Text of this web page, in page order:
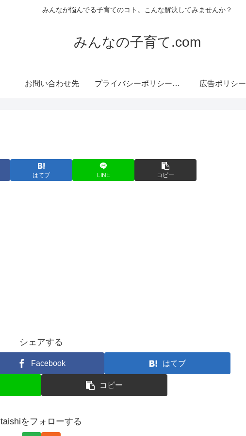
みんなが悩んでる子育てのコト。こんな解決してみませんか？
みんなの子育て.com
お問い合わせ先 プライバシーポリシー・免責事項 広告ポリシー
はてブ LINE コピー
シェアする
Facebook はてブ
コピー
taishiをフォローする